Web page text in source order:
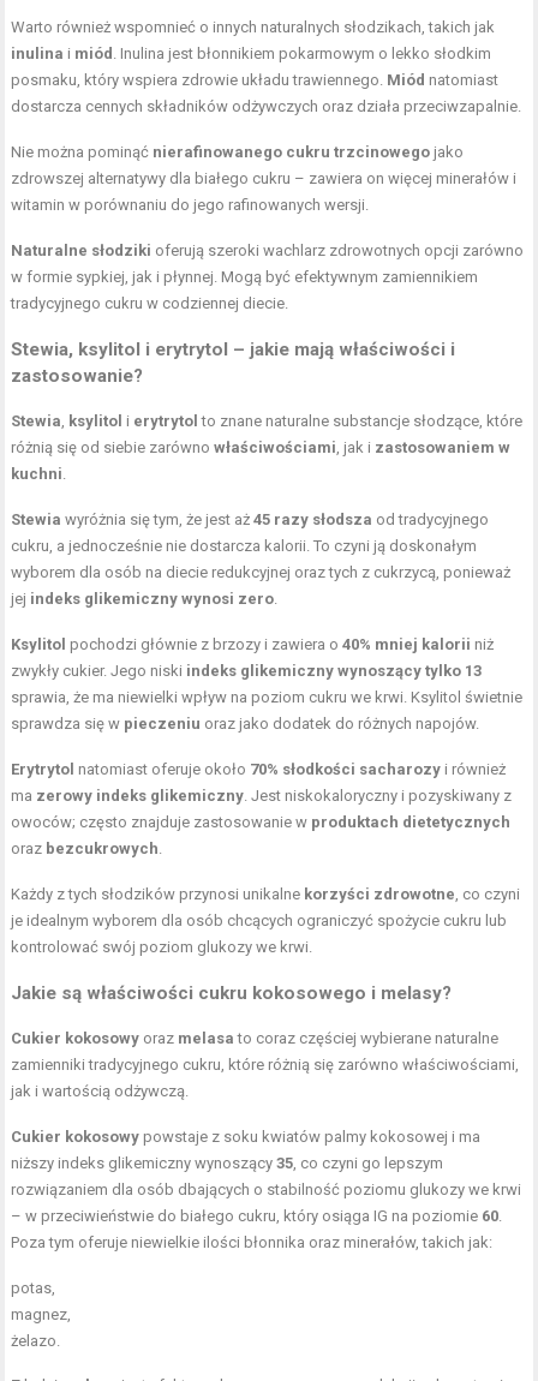
Warto również wspomnieć o innych naturalnych słodzikach, takich jak
inulina i miód . Inulina jest błonnikiem pokarmowym o lekko słodkim
posmaku, który wspiera zdrowie układu trawiennego. Miód natomiast
dostarcza cennych składników odżywczych oraz działa przeciwzapalnie.
Nie można pominąć nierafinowanego cukru trzcinowego jako
zdrowszej alternatywy dla białego cukru – zawiera on więcej minerałów i
witamin w porównaniu do jego rafinowanych wersji.
Naturalne słodziki oferują szeroki wachlarz zdrowotnych opcji zarówno
w formie sypkiej, jak i płynnej. Mogą być efektywnym zamiennikiem
tradycyjnego cukru w codziennej diecie.
Stewia, ksylitol i erytrytol – jakie mają właściwości i
zastosowanie?
Stewia, ksylitol i erytrytol to znane naturalne substancje słodzące, które
różnią się od siebie zarównowłaściwościami, jak i zastosowaniem w
kuchni.
Stewia wyróżnia się tym, że jest aż45 razy słodsza od tradycyjnego
cukru, a jednocześnie nie dostarcza kalorii. To czyni ją doskonałym
wyborem dla osób na diecie redukcyjnej oraz tych z cukrzycą, ponieważ
jej indeks glikemiczny wynosi zero.
Ksylitol pochodzi głównie z brzozy i zawiera o40% mniej kalorii niż
zwykły cukier. Jego niski indeks glikemiczny wynoszący tylko 13
sprawia, że ma niewielki wpływ na poziom cukru we krwi. Ksylitol świetnie
sprawdza się w pieczeniu oraz jako dodatek do różnych napojów.
Erytrytol natomiast oferuje około 70% słodkości sacharozy i również
ma zerowy indeks glikemiczny. Jest niskokaloryczny i pozyskiwany z
owoców; często znajduje zastosowanie w produktach dietetycznych
oraz bezcukrowych.
Każdy z tych słodzików przynosi unikalne korzyści zdrowotne, co czyni
je idealnym wyborem dla osób chcących ograniczyć spożycie cukru lub
kontrolować swój poziom glukozy we krwi.
Jakie są właściwości cukru kokosowego i melasy?
Cukier kokosowy oraz melasa to coraz częściej wybierane naturalne
zamienniki tradycyjnego cukru, które różnią się zarówno właściwościami,
jak i wartością odżywczą.
Cukier kokosowy powstaje z soku kwiatów palmy kokosowej i ma
niższy indeks glikemiczny wynoszący35, co czyni go lepszym
rozwiązaniem dla osób dbających o stabilność poziomu glukozy we krwi
– w przeciwieństwie do białego cukru, który osiąga IG na poziomie 60.
Poza tym oferuje niewielkie ilości błonnika oraz minerałów, takich jak:
potas,
magnez,
żelazo.